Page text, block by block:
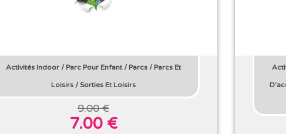
Activités Indoor/ Parc Pour Enfant/ Parcs/ Parcs Et
Loisirs/Sorties Et Loisirs
9.00 €
7.00 €